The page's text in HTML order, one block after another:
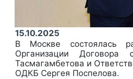
15.10.2025
В Москве состоялась
Организации Договора
Тасмагамбетова и
ОДКБ Сергея Поспелова.